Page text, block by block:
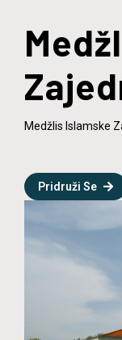
Medžlis Islamske
Pridruži Se